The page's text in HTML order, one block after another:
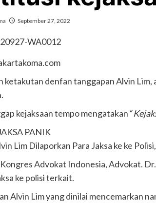
September 27, 2022
ketakutan denfan tanggapan Alvin
kejaksaan tempo mengatakan “
PANIK
Lim Dilaporkan Para Jaksa ke ke
Advokat Indonesia, Advokat.
ke polisi terkait.
Alvin Lim yang dinilai mencemarkan